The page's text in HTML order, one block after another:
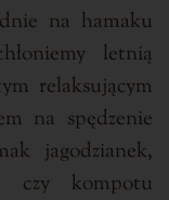
na hamaku
letnią
relaksującym
na spędzenie
jagodzianek,
czy kompotu